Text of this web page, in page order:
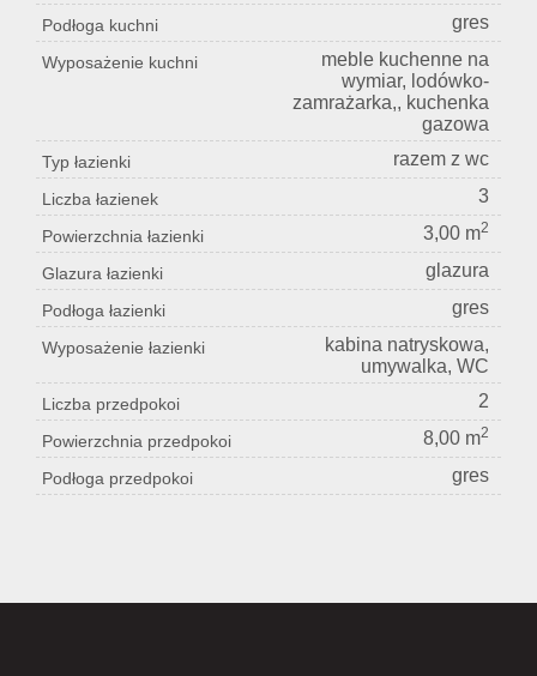
Podłoga kuchni gres
Wyposażenie kuchni
meble kuchenne na
wymiar, lodówko-
zamrażarka,, kuchenka
gazowa
Typ łazienki razem z wc
Liczba łazienek 3
Powierzchnia łazienki 3,00 m2
Glazura łazienki glazura
Podłoga łazienki gres
Wyposażenie łazienki
kabina natryskowa,
umywalka, WC
Liczba przedpokoi 2
Powierzchnia przedpokoi 8,00 m2
Podłoga przedpokoi gres